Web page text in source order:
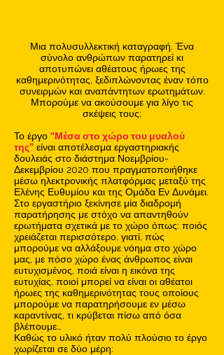
Μια πολυσυλλεκτική καταγραφή. Ένα
σύνολο ανθρώπων παρατηρεί κι
αποτυπώνει αθέατους ήρωες της
καθημερινότητας, ξεδιπλώνοντας έναν τόπο
συνειρμών και αναπάντητων ερωτημάτων.
Μπορούμε να ακούσουμε για λίγο τις
σκέψεις τους;
Το έργο “Μέσα στο χώρο του μυαλού
της” είναι αποτέλεσμα εργαστηριακής
δουλειάς στο διάστημα Νοεμβρίου-
Δεκεμβρίου 2020 που πραγματοποιήθηκε
μέσω ηλεκτρονικής πλατφόρμας μεταξύ της
Ελένης Ευθυμίου και της Ομάδα Εν Δυνάμει.
Στο εργαστήριο ξεκίνησε μία διαδρομή
παρατήρησης με στόχο να απαντηθούν
ερωτήματα σχετικά με το χώρο όπως: ποιός
χρειάζεται περισσότερο, γιατί, πώς
μπορούμε να αλλάξουμε νόημα στο χώρο
μας, με πόσο χώρο ένας άνθρωπος είναι
ευτυχισμένος, ποιά είναι η εικόνα της
ευτυχίας, ποιοί μπορεί να είναι οι αθέατοι
ήρωες της καθημερινότητας τους οποίους
μπορούμε να παρατηρήσουμε εν μέσω
καραντίνας, τι κρύβεται πίσω από όσα
βλέπουμε…
Καθώς το υλικό ήταν πολύ πλούσιο το έργο
χωρίζεται σε δύο μέρη: